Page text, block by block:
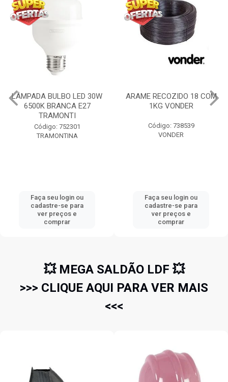
LÂMPADA BULBO LED 30W
6500K BRANCA E27
TRAMONTI
Código: 752301
TRAMONTINA
Faça seu login ou
cadastre-se para
ver preços e
comprar
ARAME RECOZIDO 18 COM
1KG VONDER
Código: 738539
VONDER
Faça seu login ou
cadastre-se para
ver preços e
comprar
💥 MEGA SALDÃO LDF 💥
>>> CLIQUE AQUI PARA VER MAIS
<<<